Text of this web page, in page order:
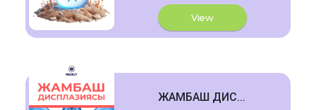
View
ЖАМБАШ ДИС...